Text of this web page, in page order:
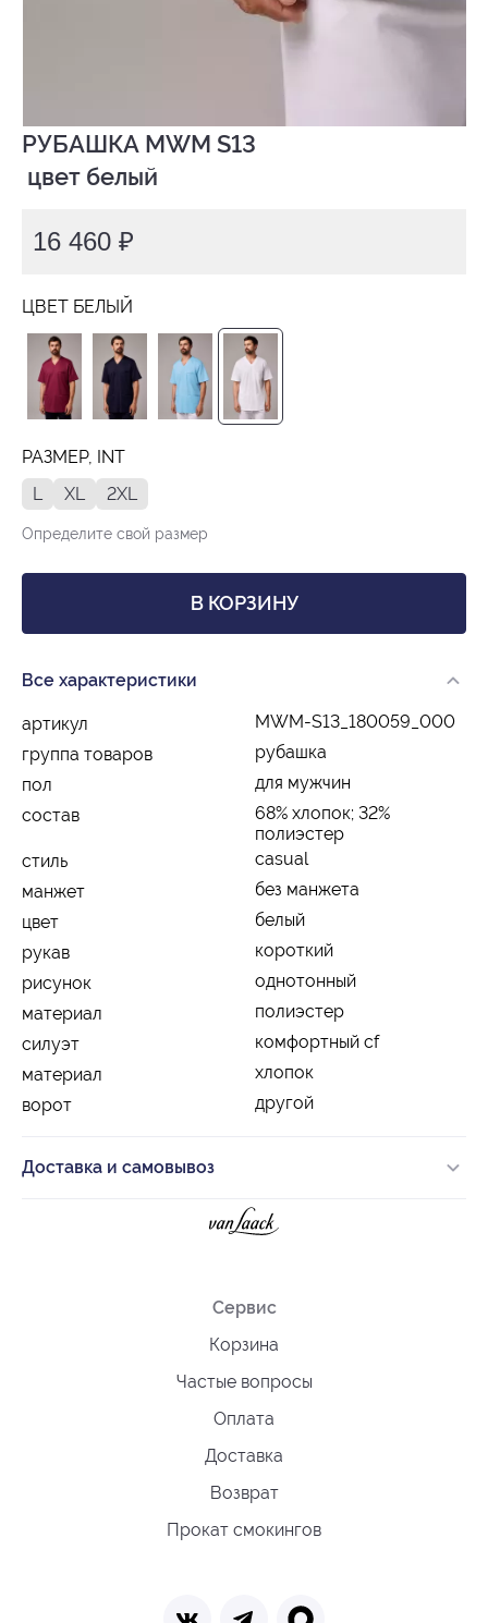
РУБАШКА MWM S13
цвет белый
16 460 ₽
ЦВЕТ БЕЛЫЙ
РАЗМЕР, INT
L
XL 2XL
Определите свой размер
В КОРЗИНУ
Все характеристики
артикул
MWM-S13_180059_000
группа товаров
рубашка
пол
для мужчин
состав
68% хлопок; 32%
полиэстер
стиль
casual
манжет
без манжета
цвет
белый
рукав
короткий
рисунок
однотонный
материал
полиэстер
силуэт
комфортный cf
материал
хлопок
ворот
другой
Доставка и самовывоз
Сервис
Корзина
Частые вопросы
Оплата
Доставка
Возврат
Прокат смокингов